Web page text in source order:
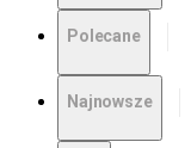
Polecane
Najnowsze